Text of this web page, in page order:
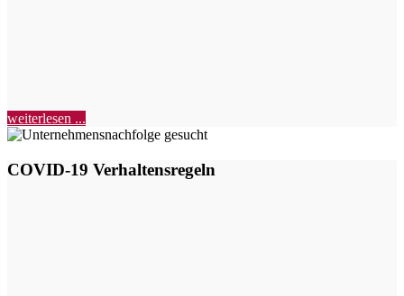
weiterlesen ...
COVID-19 Verhaltensregeln